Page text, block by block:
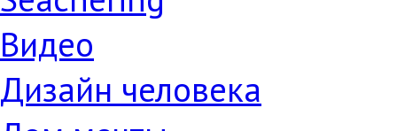
Видео
Дизайн человека